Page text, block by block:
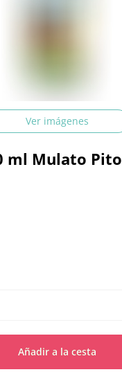
Ver imágenes
ml Mulato Pito
Añadir a la cesta